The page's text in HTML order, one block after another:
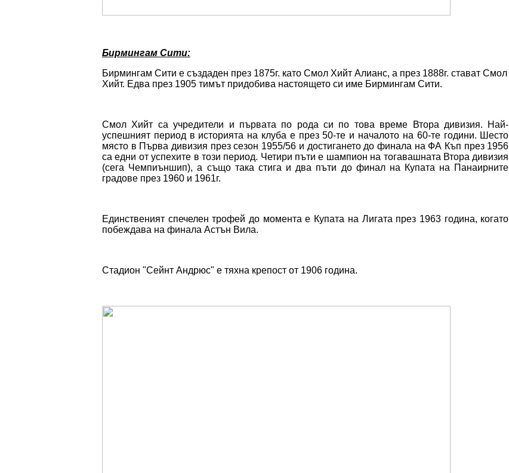
Бирмингам Сити:
Бирмингам Сити е създаден през 1875г. като Смол Хийт Алианс, а през 1888г. стават Смол
Хийт. Едва през 1905 тимът придобива настоящето си име Бирмингам Сити.
Смол Хийт са учредители и първата по рода си по това време Втора дивизия. Най-
успешният период в историята на клуба е през 50-те и началото на 60-те години. Шесто
място в Първа дивизия през сезон 1955/56 и достигането до финала на ФА Къп през 1956
са едни от успехите в този период. Четири пъти е шампион на тогавашната Втора дивизия
(сега Чемпиъншип), а също така стига и два пъти до финал на Купата на Панаирните
градове през 1960 и 1961г.
Единственият спечелен трофей до момента е Купата на Лигата през 1963 година, когато
побеждава на финала Астън Вила.
Стадион "Сейнт Андрюс" е тяхна крепост от 1906 година.